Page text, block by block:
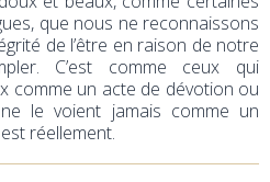
que nous ne reconnaissons
de l’être en raison de notre
C’est comme ceux qui
comme un acte de dévotion ou
le voient jamais comme un
réellement.